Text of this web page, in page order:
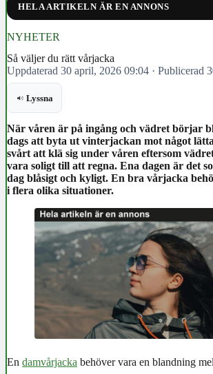
HELA ARTIKELN ÄR EN ANNONS
NYHETER
Så väljer du rätt vårjacka
Uppdaterad 30 april, 2026 09:04 · Publicerad
Lyssna
När våren är på ingång och vädret börjar
dags att byta ut vinterjackan mot något
svårt att klä sig under våren eftersom
vara soligt till att regna. Ena dagen är det
dag blåsigt och kyligt. En bra vårjacka
i flera olika situationer.
En damvårjacka behöver vara en blandning